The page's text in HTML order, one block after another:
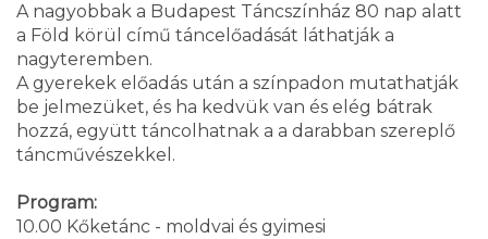
A nagyobbak a Budapest Táncszínház 80 nap alatt
a Föld körül című táncelőadását láthatják a
nagyteremben.
A gyerekek előadás után a színpadon mutathatják
be jelmezüket, és ha kedvük van és elég bátrak
hozzá, együtt táncolhatnak a a darabban szereplő
táncművészekkel.
Program:
10.00 Kőketánc - moldvai és gyimesi